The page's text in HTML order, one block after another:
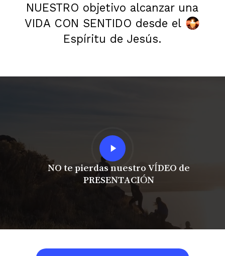
NUESTRO objetivo alcanzar una
VIDA CON SENTIDO desde el
Espíritu de Jesús.
Play
Video
NO te pierdas nuestro VÍDEO de
PRESENTACIÓN